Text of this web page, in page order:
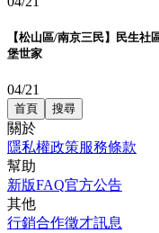
【松山區/南京三民】民生
堡世家
04/21
首頁 搜尋
關於
隱私權政策服務條款
幫助
新版FAQ官方公告
其他
行銷合作徵才訊息